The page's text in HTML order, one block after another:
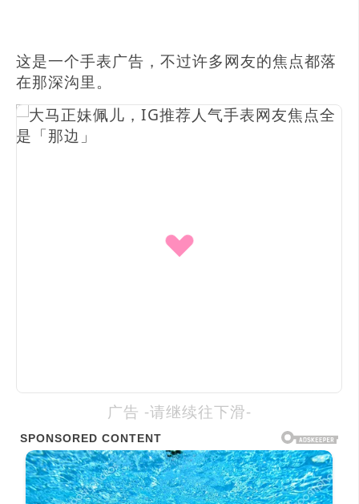
这是一个手表广告，不过许多网友的焦点都落
在那深沟里。
广告 -请继续往下滑-